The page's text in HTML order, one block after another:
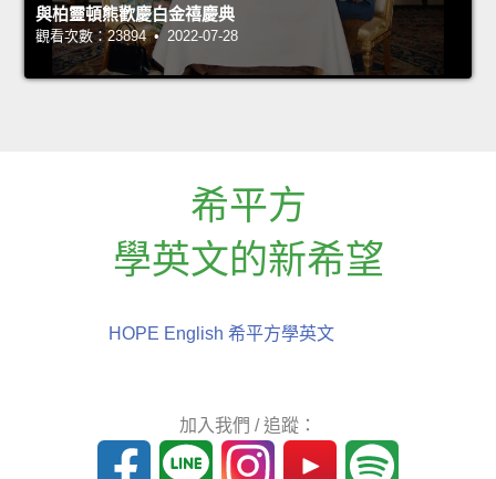
與柏靈頓熊歡慶白金禧慶典
觀看次數：23894 • 2022-07-28
希平方
學英文的新希望
HOPE English 希平方學英文
加入我們 / 追蹤：